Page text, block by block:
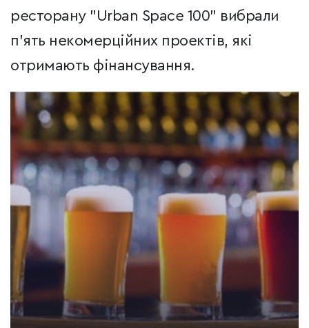
ресторану "Urban Space 100" вибрали
п'ять некомерційних проектів, які
отримають фінансування.